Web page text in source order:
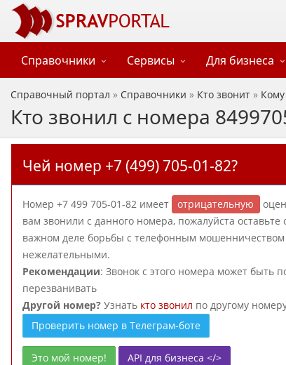
Справочники Сервисы Для бизнеса
Справочный портал » Справочники » Кто звонит »
Кто звонил с номера
Чей номер +7 (499) 705-01-82?
Номер +7 499 705-01-82 имеет отрицательную
вам звонили с данного номера, пожалуйста
важном деле борьбы с телефонным мошенничеством
нежелательными.
Рекомендации: Звонок с этого номера может быть
перезванивать
Другой номер? Узнать кто звонил по другому
Проверить номер в Телеграм-боте
Это мой номер! API для бизнеса </>